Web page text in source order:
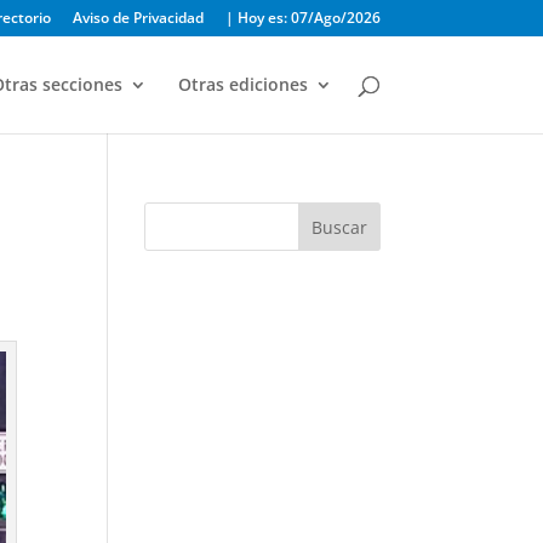
Aviso de Privacidad | Hoy es: 07/Ago/2026
secciones Otras ediciones
Buscar